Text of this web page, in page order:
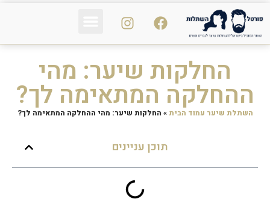
החלקות שיער: מהי
ההחלקה המתאימה לך?
השתלת שיער עמוד הבית» החלקות שיער: מהי ההחלקה המתאימה לך?
תוכן עניינים